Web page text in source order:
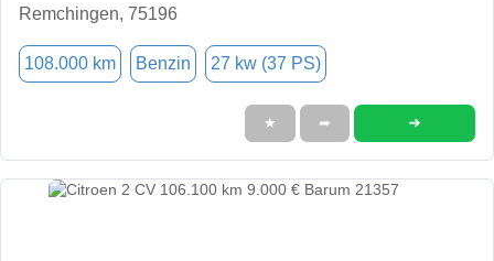
Remchingen, 75196
108.000 km Benzin 27 kw (37 PS)
★ ➦ ➜